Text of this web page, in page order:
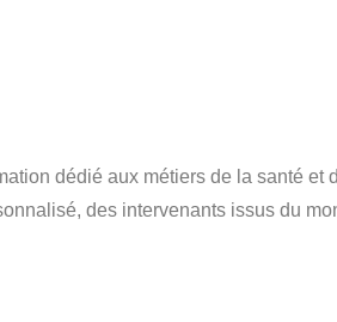
dédié aux métiers de la santé
des intervenants issus du